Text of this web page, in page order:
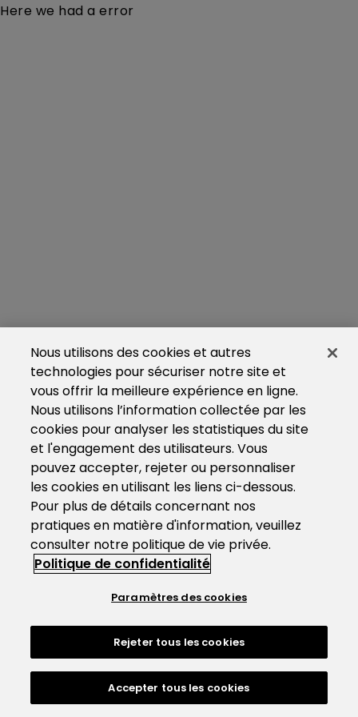
Here we had a error
Nous utilisons des cookies et autres
technologies pour sécuriser notre site et
vous offrir la meilleure expérience en ligne.
Nous utilisons l’information collectée par les
cookies pour analyser les statistiques du site
et l'engagement des utilisateurs. Vous
pouvez accepter, rejeter ou personnaliser
les cookies en utilisant les liens ci-dessous.
Pour plus de détails concernant nos
pratiques en matière d'information, veuillez
consulter notre politique de vie privée.
Politique de confidentialité
Paramètres des cookies
Rejeter tous les cookies
Accepter tous les cookies